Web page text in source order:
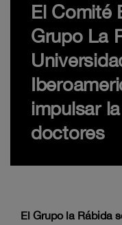
El Comité
Grupo La
impulsar
doctores
El Grupo la Rábida